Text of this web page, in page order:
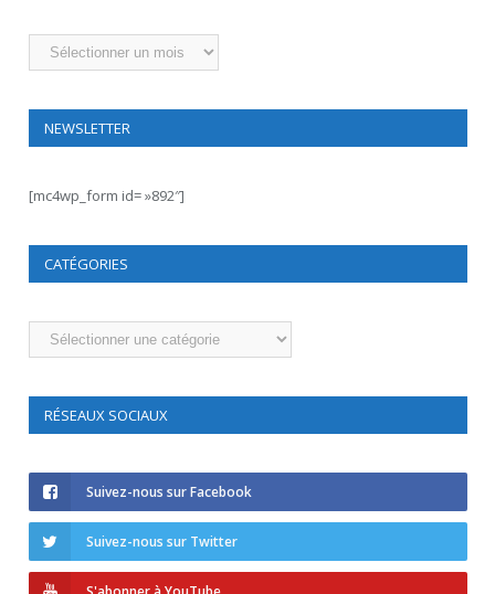
Archives
NEWSLETTER
[mc4wp_form id= »892″]
CATÉGORIES
Catégories
RÉSEAUX SOCIAUX
Suivez-nous sur Facebook
Suivez-nous sur Twitter